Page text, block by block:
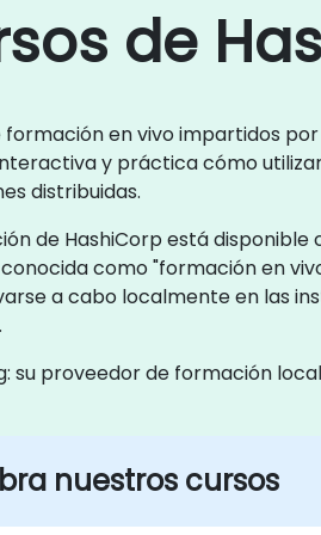
de
formación en vivo impartidos
y práctica cómo
distribuidas.
de HashiCorp está
como "formación en
a cabo localmente en las
su proveedor de formación local
nuestros cursos